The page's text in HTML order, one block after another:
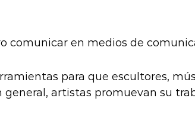
comunicar en medios de
para que escultores,
general, artistas promuevan su